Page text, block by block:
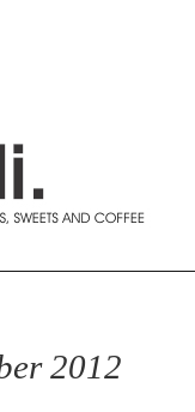
2012